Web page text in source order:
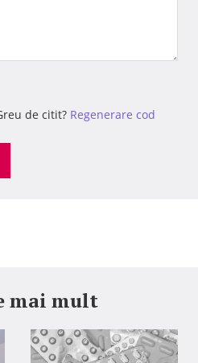
de citit? Regenerare cod
mai mult